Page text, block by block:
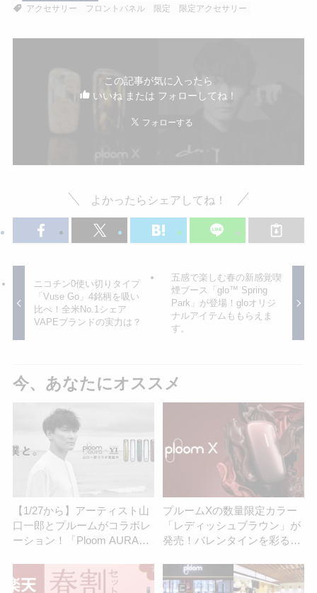
アクセサリー
フロントパネル 限定 限定アクセサリー
この記事が気に入ったら
いいね または フォローしてね！
よかったらシェアしてね！
ニコチン0使い切りタイプ
「Vuse Go」4銘柄を吸い
比べ！全米No.1シェア
VAPEブランドの実力は？
五感で楽しむ春の新感覚喫
煙ブース「glo™ Spring
Park」が登場！gloオリジ
ナルアイテムももらえま
す。
今、あなたにオススメ
【1/27から】アーティスト山
口一郎とプルームがコラボレ
ーション！「Ploom AURA」
限定発売 | アイコスさん
プルームXの数量限定カラー
「レディッシュブラウン」が
発売！バレンタインを彩る深